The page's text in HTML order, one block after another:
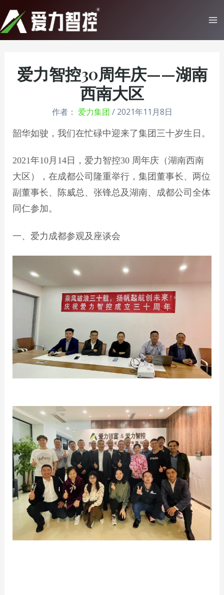
至
内
爱力智控30周年庆——湖南
西南大区
作者： 爱力集团 / 2021年11月8日
韶华如驶，我们在忙碌中迎来了集团三十岁生日。
2021年10月14日，爱力智控30 周年庆（湖南西南
大区），在成都公司隆重举行，集团董事长、两位
副董事长、陈威总、张锋总及湖南、成都公司全体
同仁参加。
一、爱力成都参观及座谈会